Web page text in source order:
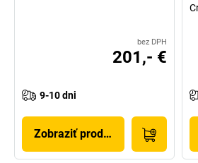
bez DPH
201,- €
9-10 dni
Zobraziť produkt